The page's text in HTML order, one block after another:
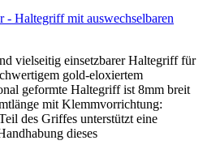
- Haltegriff mit auswechselbaren
vielseitig einsetzbarer Haltegriff für
gold-eloxiertem
geformte Haltegriff ist 8mm breit
mit Klemmvorrichtung:
des Griffes unterstützt eine
dieses